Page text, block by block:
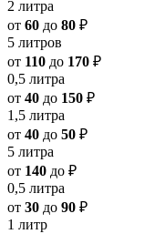
2 литра
от 60 до 80 ₽
5 литров
от 110 до 170 ₽
0,5 литра
от 40 до 150 ₽
1,5 литра
от 40 до 50 ₽
5 литра
от 140 до ₽
0,5 литра
от 30 до 90 ₽
1 литр